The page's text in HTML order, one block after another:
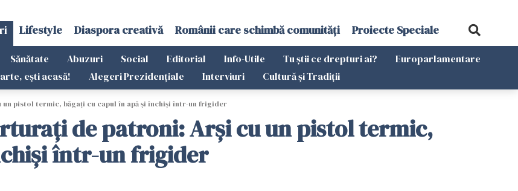
Lifestyle Diaspora creativă Românii care schimbă comunități Proiecte Speciale
Sănătate Abuzuri Social Editorial Info-Utile Tu știi ce drepturi ai?
Europarlamentare
ești acasă! Alegeri Prezidențiale Interviuri Cultură și Tradiții
pistol termic, băgați cu capul în apă și închiși într-un frigider
de patroni: Arși cu un pistol termic,
într-un frigider